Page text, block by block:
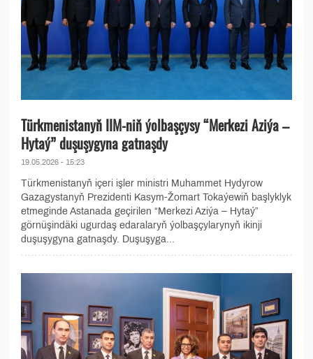
Türkmenistanyň IIM-niň ýolbaşçysy “Merkezi Aziýa –
Hytaý” duşuşygyna gatnaşdy
19.05.2026 - 15:23
Türkmenistanyň içeri işler ministri Muhammet Hydyrow
Gazagystanyň Prezidenti Kasym-Žomart Tokaýewiň başlyklyk
etmeginde Astanada geçirilen “Merkezi Aziýa – Hytaý”
görnüşindäki ugurdaş edaralaryň ýolbaşçylarynyň ikinji
duşuşygyna gatnaşdy. Duşuşyga...